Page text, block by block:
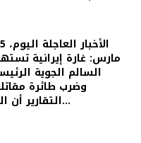
مارس: غارة إيرانية
السالم الجوية
وضرب طائرة
التقارير أن القوات الأمريكية…